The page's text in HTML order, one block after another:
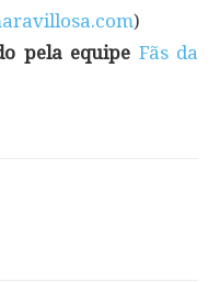
)
pela equipe Fãs da